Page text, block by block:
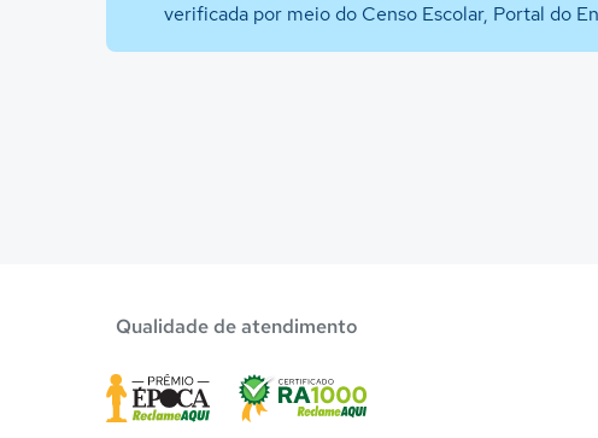
verificada por meio do Censo Escolar, Portal do
Qualidade de atendimento